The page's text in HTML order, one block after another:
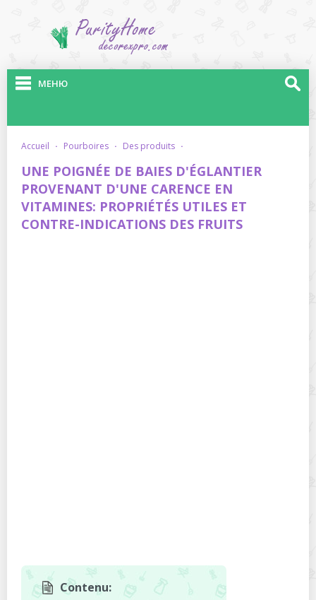
МЕНЮ
accueil · pourboires · des produits ·
UNE POIGNÉE DE BAIES D'ÉGLANTIER
PROVENANT D'UNE CARENCE EN
VITAMINES: PROPRIÉTÉS UTILES ET
CONTRE-INDICATIONS DES FRUITS
Contenu: